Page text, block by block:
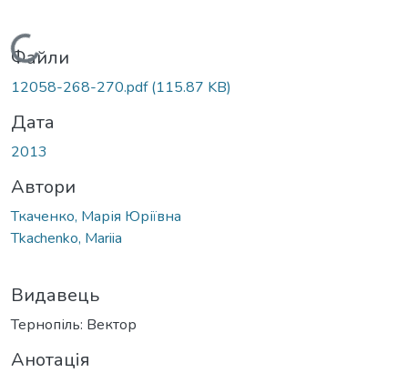
Вантажиться...
Файли
12058-268-270.pdf(115.87 KB)
Дата
2013
Автори
Ткаченко, Марія Юріївна
Tkachenko, Mariia
Видавець
Тернопіль: Вектор
Анотація